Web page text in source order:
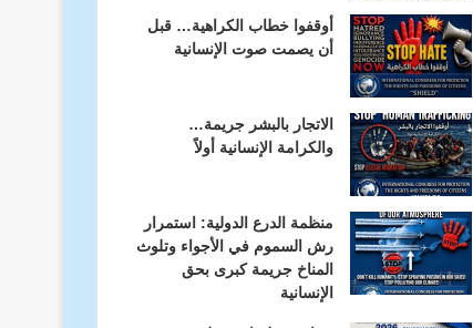
أوقفوا خطاب الكراهية… قبل
أن يصمت صوت الإنسانية
الاتجار بالبشر جريمة…
والكرامة الإنسانية أولاً
منظمة الدرع الدولية: استمرار
رش السموم في الأجواء وتلوث
المناخ جريمة كبرى بحق
الإنسانية